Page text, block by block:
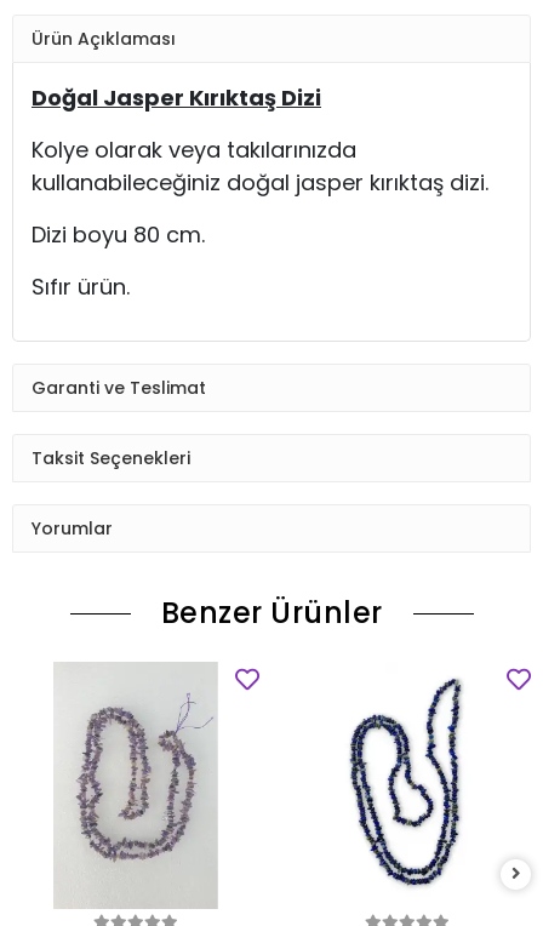
Ürün Açıklaması
Doğal Jasper Kırıktaş Dizi
Kolye olarak veya takılarınızda
kullanabileceğiniz doğal jasper kırıktaş dizi.
Dizi boyu 80 cm.
Sıfır ürün.
Garanti ve Teslimat
Taksit Seçenekleri
Yorumlar
Benzer Ürünler